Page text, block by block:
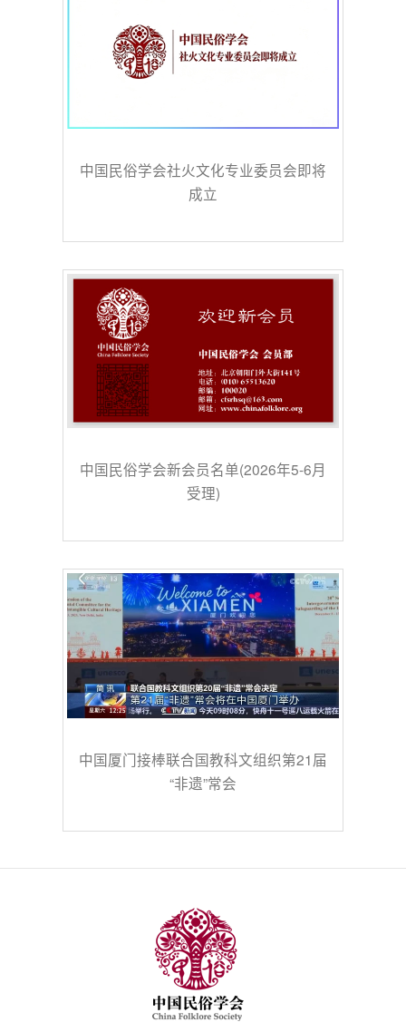
中国民俗学会社火文化专业委员会即将
成立
中国民俗学会新会员名单(2026年5-6月
受理)
中国厦门接棒联合国教科文组织第21届
“非遗”常会